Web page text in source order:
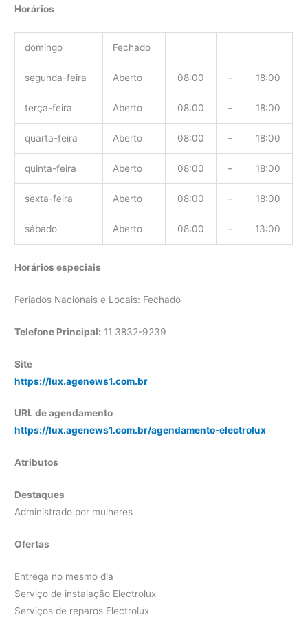
Horários
domingo Fechado
segunda-feira Aberto 08:00 – 18:00
terça-feira Aberto 08:00 – 18:00
quarta-feira Aberto 08:00 – 18:00
quinta-feira Aberto 08:00 – 18:00
sexta-feira Aberto 08:00 – 18:00
sábado Aberto 08:00 – 13:00
Horários especiais
Feriados Nacionais e Locais: Fechado
Telefone Principal: 11 3832-9239
Site
https://lux.agenews1.com.br
URL de agendamento
https://lux.agenews1.com.br/agendamento-electrolux
Atributos
Destaques
Administrado por mulheres
Ofertas
Entrega no mesmo dia
Serviço de instalação Electrolux
Serviços de reparos Electrolux